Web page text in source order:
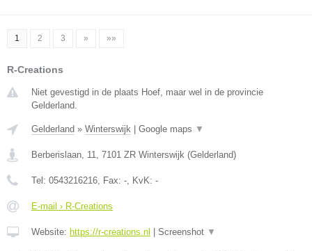
1 2 3 » »»
R-Creations
Niet gevestigd in de plaats Hoef, maar wel in de provincie
Gelderland.
Gelderland » Winterswijk Google maps ▼
Berberislaan, 11, 7101 ZR Winterswijk (Gelderland)
Tel: 0543216216, Fax: -, KvK: -
E-mail › R-Creations
Website: https://r-creations.nl Screenshot ▼